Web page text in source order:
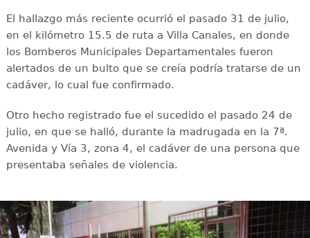
El hallazgo más reciente ocurrió el pasado 31 de julio,
en el kilómetro 15.5 de ruta a Villa Canales, en donde
los Bomberos Municipales Departamentales fueron
alertados de un bulto que se creía podría tratarse de un
cadáver, lo cual fue confirmado.
Otro hecho registrado fue el sucedido el pasado 24 de
julio, en que se halló, durante la madrugada en la 7ª.
Avenida y Vía 3, zona 4, el cadáver de una persona que
presentaba señales de violencia.